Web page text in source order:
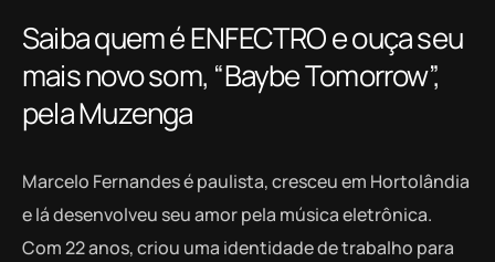
Saiba quem é ENFECTRO e ouça seu
mais novo som, “Baybe Tomorrow”,
pela Muzenga
Marcelo Fernandes é paulista, cresceu em Hortolândia
e lá desenvolveu seu amor pela música eletrônica.
Com 22 anos, criou uma identidade de trabalho para